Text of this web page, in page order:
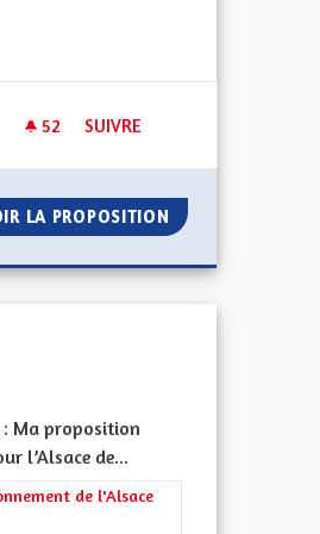
UNE COMPÉTENCE
ÊTRE EN ALSACE UNE
52 52 ABONNÉS
SUIVRE
LA PROPOSITION LA NATURE EN
Ma proposition
l’Alsace de...
: La Culture, l'Education et le
de l'Alsace